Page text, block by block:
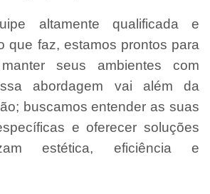
altamente qualificada e
que faz, estamos prontos para
seus ambientes com
abordagem vai além da
buscamos entender as suas
e oferecer soluções
estética, eficiência e